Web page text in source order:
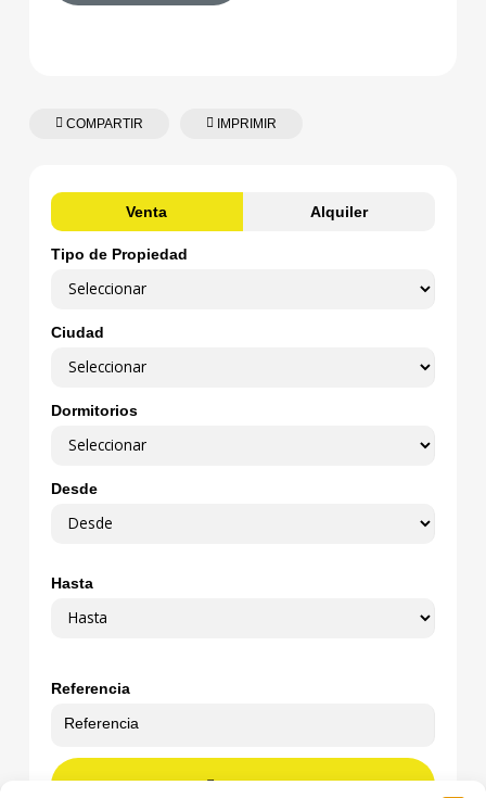
COMPARTIR IMPRIMIR
Venta Alquiler
Tipo de Propiedad
Ciudad
Dormitorios
Desde
Hasta
Referencia
BUSCAR